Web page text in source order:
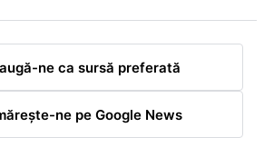
ne ca sursă preferată
ne pe Google News